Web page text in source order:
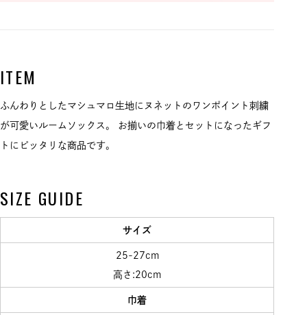
ITEM
ふんわりとしたマシュマロ生地にヌネットのワンポイント刺繍
が可愛いルームソックス。 お揃いの巾着とセットになったギフ
トにピッタリな商品です。
SIZE GUIDE
サイズ
25-27cm
高さ:20cm
巾着